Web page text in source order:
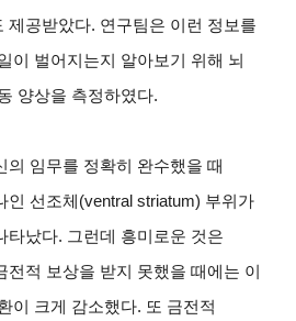
제공받았다. 연구팀은 이런 정보를
이 벌어지는지 알아보기 위해 뇌
양상을 측정하였다.
의 임무를 정확히 완수했을 때
인 선조체(ventral striatum) 부위가
타났다. 그런데 흥미로운 것은
적 보상을 받지 못했을 때에는 이
이 크게 감소했다. 또 금전적